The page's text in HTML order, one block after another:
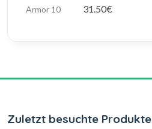
31.50€
Zuletzt besuchte Produkte